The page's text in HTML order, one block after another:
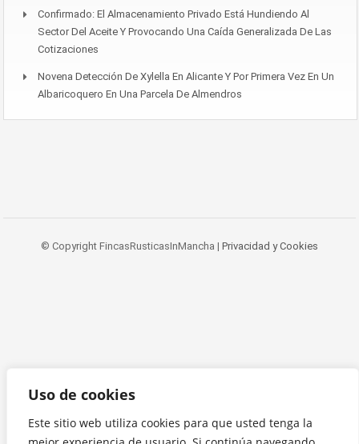
Uso de cookies
Este sitio web utiliza cookies para que usted tenga la
Confirmado: El Almacenamiento Privado Está Hundiendo Al
Sector Del Aceite Y Provocando Una Caída Generalizada De Las
Cotizaciones
Novena Detección De Xylella En Alicante Y Por Primera Vez En Un
Albaricoquero En Una Parcela De Almendros
© Copyright FincasRusticasInMancha | Privacidad y Cookies